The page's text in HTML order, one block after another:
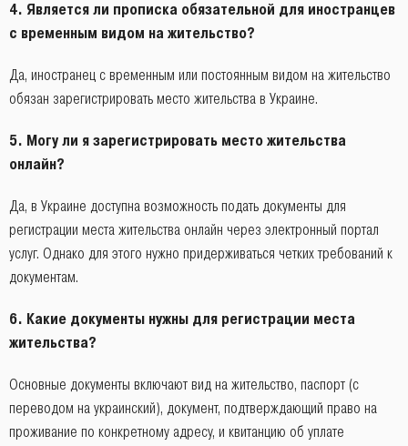
4. Является ли прописка обязательной для иностранцев
с временным видом на жительство?
Да, иностранец с временным или постоянным видом на жительство
обязан зарегистрировать место жительства в Украине.
5. Могу ли я зарегистрировать место жительства
онлайн?
Да, в Украине доступна возможность подать документы для
регистрации места жительства онлайн через электронный портал
услуг. Однако для этого нужно придерживаться четких требований к
документам.
6. Какие документы нужны для регистрации места
жительства?
Основные документы включают вид на жительство, паспорт (с
переводом на украинский), документ, подтверждающий право на
проживание по конкретному адресу, и квитанцию об уплате